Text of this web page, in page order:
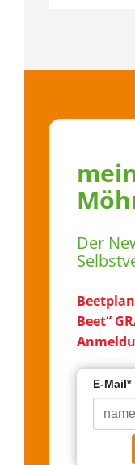
Der
Beet“
E-Mail*